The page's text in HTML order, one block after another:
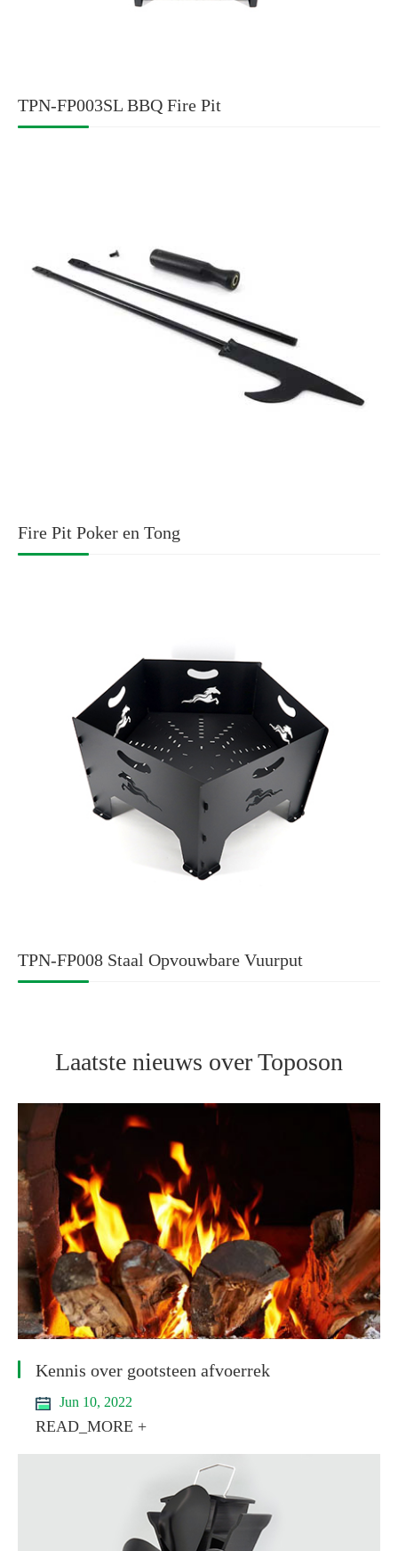
TPN-FP003SL BBQ Fire Pit
Fire Pit Poker en Tong
TPN-FP008 Staal Opvouwbare Vuurput
Laatste nieuws over Toposon
Kennis over gootsteen afvoerrek
Jun 10, 2022
READ_MORE +